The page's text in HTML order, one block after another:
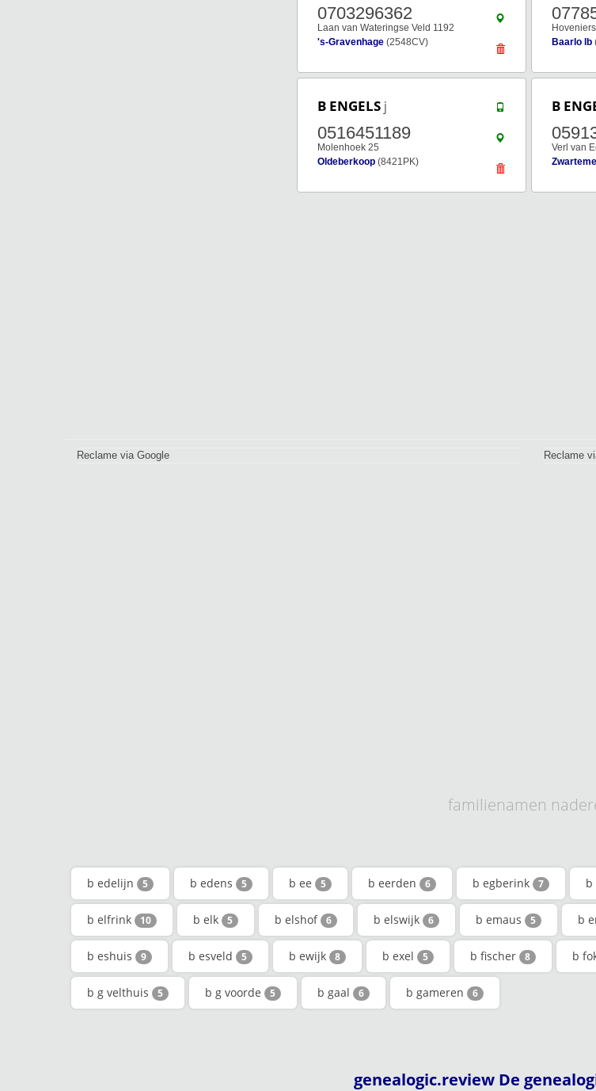
0703296362
Laan van Wateringse Veld 1192
's-Gravenhage (2548CV)
Baarlo lb
B ENGELS j
0516451189
Molenhoek 25
Oldeberkoop (8421PK)
B
Verl van
Reclame via Google Reclame
familienamen
b edelijn 5 b edens 5 b ee 5 b eerden 6 b egberink 7 b
b elfrink 10 b elk 5 b elshof 6 b elswijk 6 b emaus 5 b
b eshuis 9 b esveld 5 b ewijk 8 b exel 5 b fischer 8 b
b g velthuis 5 b g voorde 5 b gaal 6 b gameren 6
genealogic.review De